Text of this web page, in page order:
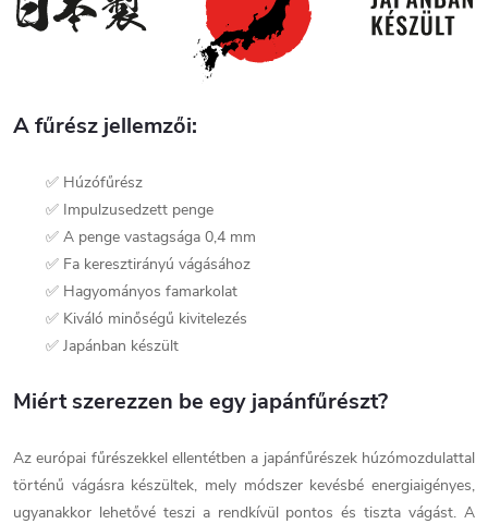
A fűrész jellemzői:
✅ Húzófűrész
✅ Impulzusedzett penge
✅ A penge vastagsága 0,4 mm
✅ Fa keresztirányú vágásához
✅ Hagyományos famarkolat
✅ Kiváló minőségű kivitelezés
✅ Japánban készült
Miért szerezzen be egy japánfűrészt?
Az európai fűrészekkel ellentétben a japánfűrészek húzómozdulattal
történű vágásra készültek, mely módszer kevésbé energiaigényes,
ugyanakkor lehetővé teszi a rendkívül pontos és tiszta vágást. A